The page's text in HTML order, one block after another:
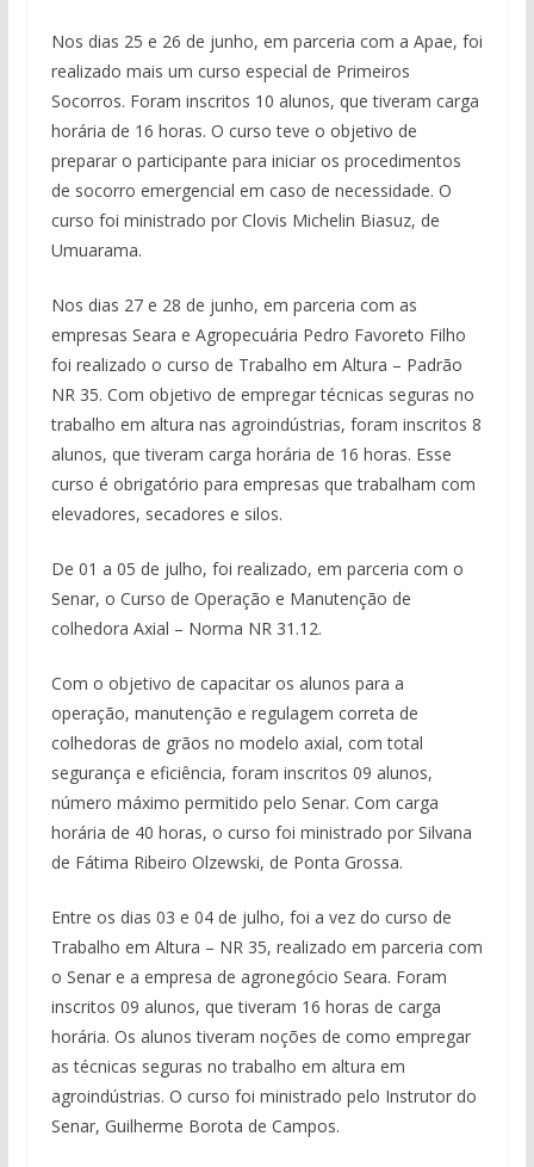
Nos dias 25 e 26 de junho, em parceria com a Apae, foi
realizado mais um curso especial de Primeiros
Socorros. Foram inscritos 10 alunos, que tiveram carga
horária de 16 horas. O curso teve o objetivo de
preparar o participante para iniciar os procedimentos
de socorro emergencial em caso de necessidade. O
curso foi ministrado por Clovis Michelin Biasuz, de
Umuarama.
Nos dias 27 e 28 de junho, em parceria com as
empresas Seara e Agropecuária Pedro Favoreto Filho
foi realizado o curso de Trabalho em Altura – Padrão
NR 35. Com objetivo de empregar técnicas seguras no
trabalho em altura nas agroindústrias, foram inscritos 8
alunos, que tiveram carga horária de 16 horas. Esse
curso é obrigatório para empresas que trabalham com
elevadores, secadores e silos.
De 01 a 05 de julho, foi realizado, em parceria com o
Senar, o Curso de Operação e Manutenção de
colhedora Axial – Norma NR 31.12.
Com o objetivo de capacitar os alunos para a
operação, manutenção e regulagem correta de
colhedoras de grãos no modelo axial, com total
segurança e eficiência, foram inscritos 09 alunos,
número máximo permitido pelo Senar. Com carga
horária de 40 horas, o curso foi ministrado por Silvana
de Fátima Ribeiro Olzewski, de Ponta Grossa.
Entre os dias 03 e 04 de julho, foi a vez do curso de
Trabalho em Altura – NR 35, realizado em parceria com
o Senar e a empresa de agronegócio Seara. Foram
inscritos 09 alunos, que tiveram 16 horas de carga
horária. Os alunos tiveram noções de como empregar
as técnicas seguras no trabalho em altura em
agroindústrias. O curso foi ministrado pelo Instrutor do
Senar, Guilherme Borota de Campos.